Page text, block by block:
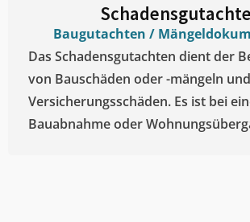
Baugutachten /
Das Schadensgutachten dient der
von Bauschäden oder -mängeln und
Versicherungsschäden. Es ist bei
Bauabnahme oder